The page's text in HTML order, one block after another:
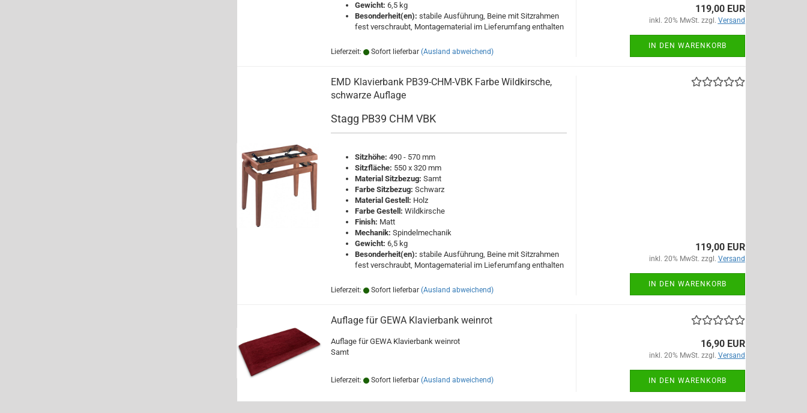
Gewicht: 6,5 kg
Besonderheit(en): stabile Ausführung, Beine mit Sitzrahmen
fest verschraubt, Montagematerial im Lieferumfang enthalten
Lieferzeit: Sofort lieferbar (Ausland abweichend)
119,00 EUR
inkl. 20% MwSt. zzgl. Versand
IN DEN WARENKORB
EMD Klavierbank PB39-CHM-VBK Farbe Wildkirsche,
schwarze Auflage
Stagg PB39 CHM VBK
Sitzhöhe: 490 - 570 mm
Sitzfläche: 550 x 320 mm
Material Sitzbezug: Samt
Farbe Sitzbezug: Schwarz
Material Gestell: Holz
Farbe Gestell: Wildkirsche
Finish: Matt
Mechanik: Spindelmechanik
Gewicht: 6,5 kg
Besonderheit(en): stabile Ausführung, Beine mit Sitzrahmen
fest verschraubt, Montagematerial im Lieferumfang enthalten
Lieferzeit: Sofort lieferbar (Ausland abweichend)
119,00 EUR
inkl. 20% MwSt. zzgl. Versand
IN DEN WARENKORB
Auflage für GEWA Klavierbank weinrot
Auflage für GEWA Klavierbank weinrot
Samt
Lieferzeit: Sofort lieferbar (Ausland abweichend)
16,90 EUR
inkl. 20% MwSt. zzgl. Versand
IN DEN WARENKORB